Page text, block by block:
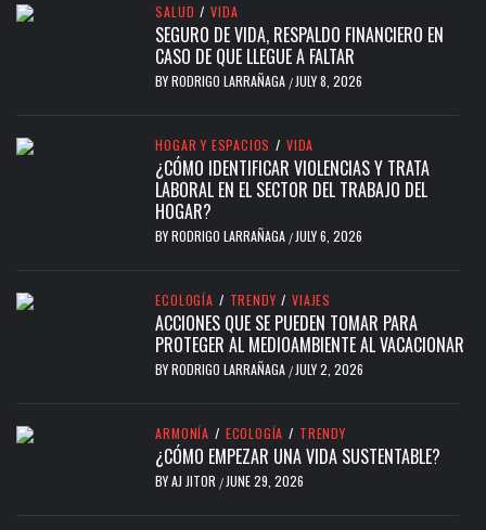
SALUD / VIDA
SEGURO DE VIDA, RESPALDO FINANCIERO EN
CASO DE QUE LLEGUE A FALTAR
BYRODRIGO LARRAÑAGA / JULY 8, 2026
HOGAR Y ESPACIOS / VIDA
¿CÓMO IDENTIFICAR VIOLENCIAS Y TRATA
LABORAL EN EL SECTOR DEL TRABAJO DEL
HOGAR?
BYRODRIGO LARRAÑAGA / JULY 6, 2026
ECOLOGÍA / TRENDY / VIAJES
ACCIONES QUE SE PUEDEN TOMAR PARA
PROTEGER AL MEDIOAMBIENTE AL VACACIONAR
BYRODRIGO LARRAÑAGA / JULY 2, 2026
ARMONÍA / ECOLOGÍA / TRENDY
¿CÓMO EMPEZAR UNA VIDA SUSTENTABLE?
BYAJ JITOR / JUNE 29, 2026